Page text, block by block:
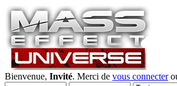
Bienvenue, Invité. Merci de vous connecter